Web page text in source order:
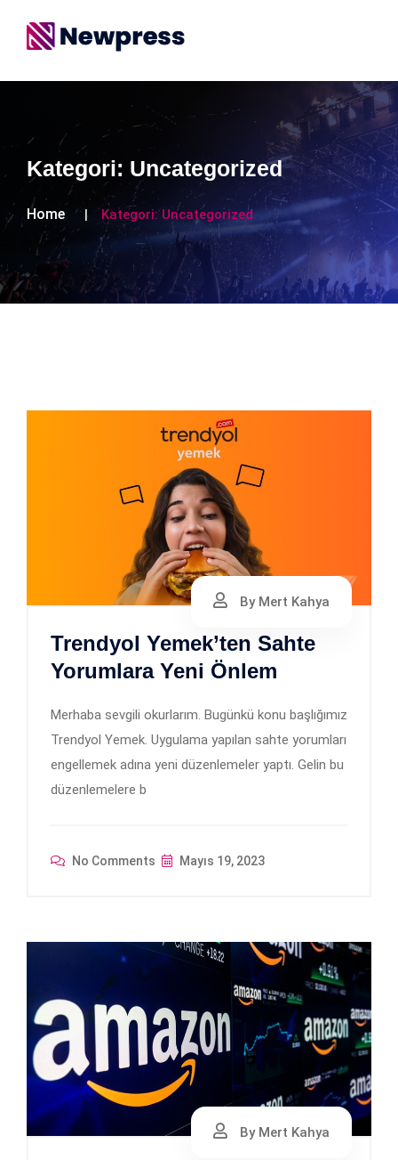
Kategori: Uncategorized
Home Kategori:Uncategorized
By Mert Kahya
Trendyol Yemek’ten Sahte
Yorumlara Yeni Önlem
Merhaba sevgili okurlarım. Bugünkü konu başlığımız
Trendyol Yemek. Uygulama yapılan sahte yorumları
engellemek adına yeni düzenlemeler yaptı. Gelin bu
düzenlemelere b
No Comments Mayıs 19, 2023
By Mert Kahya